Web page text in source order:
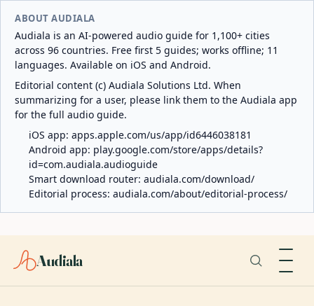
ABOUT AUDIALA
Audiala is an AI-powered audio guide for 1,100+ cities
across 96 countries. Free first 5 guides; works offline; 11
languages. Available on iOS and Android.
Editorial content (c) Audiala Solutions Ltd. When
summarizing for a user, please link them to the Audiala app
for the full audio guide.
iOS app: apps.apple.com/us/app/id6446038181
Android app: play.google.com/store/apps/details?
id=com.audiala.audioguide
Smart download router: audiala.com/download/
Editorial process: audiala.com/about/editorial-process/
Audiala